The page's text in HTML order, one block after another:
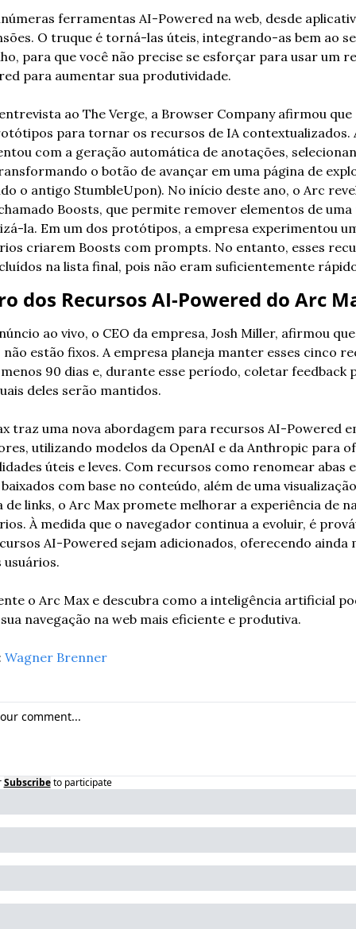
ferramentas AI-Powered na web, desde
O truque é torná-las úteis, integrando-as bem ao
para que você não precise se esforçar para usar um
para aumentar sua produtividade.
ao The Verge, a Browser Company afirmou
para tornar os recursos de IA contextualizados.
com a geração automática de anotações,
o botão de avançar em uma página de
o antigo StumbleUpon). No início deste ano, o Arc
Boosts, que permite remover elementos de uma
la. Em um dos protótipos, a empresa experimentou
criarem Boosts com prompts. No entanto, esses
na lista final, pois não eram suficientemente
dos Recursos AI-Powered do Arc
ao vivo, o CEO da empresa, Josh Miller, afirmou
estão fixos. A empresa planeja manter esses cinco
90 dias e, durante esse período, coletar feedback
deles serão mantidos.
traz uma nova abordagem para recursos AI-Powered
utilizando modelos da OpenAI e da Anthropic para
úteis e leves. Com recursos como renomear abas e
com base no conteúdo, além de uma visualização
de links, o Arc Max promete melhorar a experiência de
À medida que o navegador continua a evoluir, é
AI-Powered sejam adicionados, oferecendo ainda
usuários.
o Arc Max e descubra como a inteligência artificial
navegação na web mais eficiente e produtiva.
Wagner Brenner
Subscribe to participate